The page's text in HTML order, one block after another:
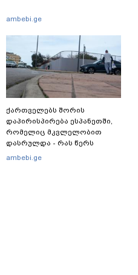
ambebi.ge
ქართველებს შორის
დაპირისპირება ესპანეთში,
რომელიც მკვლელობით
დასრულდა - რას წერს
საერთაშორისო მედია: "მანქანა
ambebi.ge